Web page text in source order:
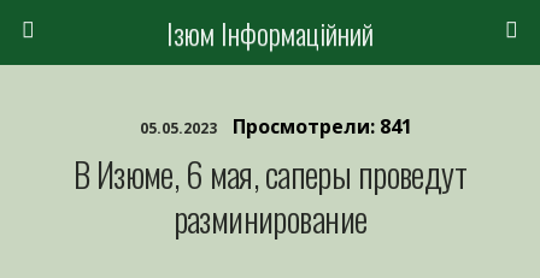
Ізюм Інформаційний
05.05.2023 Просмотрели: 841
В Изюме, 6 мая, саперы проведут
разминирование